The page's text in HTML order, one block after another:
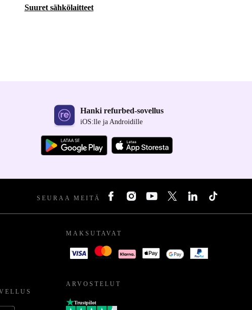
Suuret sähkölaitteet
Hanki refurbed-sovellus
iOS:lle ja Androidille
SEURAA MEITÄ
MAKSUTAVAT
ARVOSTELUT
Trustpilot